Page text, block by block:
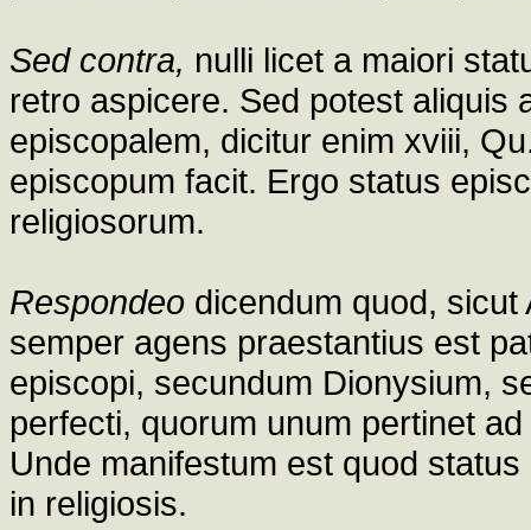
Sed contra, nulli licet a maiori
retro aspicere. Sed potest aliquis
episcopalem, dicitur enim xviii,
episcopum facit. Ergo status
religiosorum.
Respondeo dicendum quod,
semper agens praestantius est
episcopi, secundum Dionysium,
perfecti, quorum unum pertinet
Unde manifestum est quod
in religiosis.